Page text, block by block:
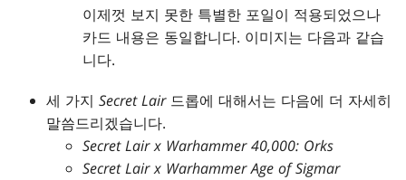
이제껏 보지 못한 특별한 포일이 적용되었으나
카드 내용은 동일합니다. 이미지는 다음과 같습
니다.
세 가지Secret Lair드롭에 대해서는 다음에 더 자세히
말씀드리겠습니다.
Secret Lair x Warhammer 40,000: Orks
Secret Lair x Warhammer Age of Sigmar